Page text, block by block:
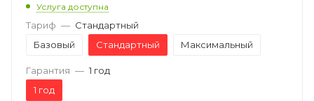
Услуга доступна
Тариф — Стандартный
Базовый
Стандартный Максимальный
Гарантия — 1 год
1 год